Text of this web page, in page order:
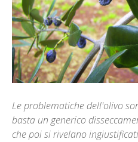
Le problematiche dell'olivo
basta un generico
che poi si rivelano ingiustificati